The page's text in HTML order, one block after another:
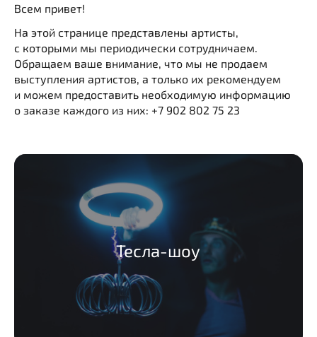
Всем привет!
На этой странице представлены артисты,
с которыми мы периодически сотрудничаем.
Обращаем ваше внимание, что мы не продаем
выступления артистов, а только их рекомендуем
и можем предоставить необходимую информацию
о заказе каждого из них: +7 902 802 75 23
Тесла-шоу